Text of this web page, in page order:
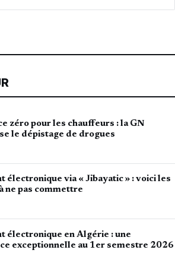
zéro pour les chauffeurs : la GN
le dépistage de drogues
électronique via « Jibayatic » : voici les
ne pas commettre
électronique en Algérie : une
exceptionnelle au 1er semestre 2026